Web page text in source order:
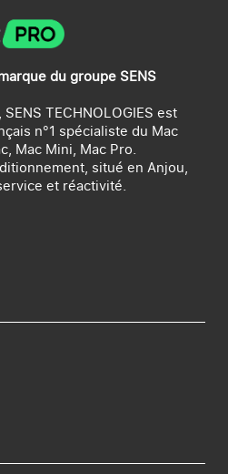
du groupe SENS
TECHNOLOGIES est
n°1 spécialiste du Mac
Mac Mini, Mac Pro.
situé en Anjou,
et réactivité.